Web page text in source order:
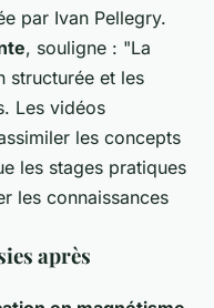
par Ivan Pellegry.
, souligne : "La
structurée et les
Les vidéos
les concepts
les stages pratiques
les connaissances
après